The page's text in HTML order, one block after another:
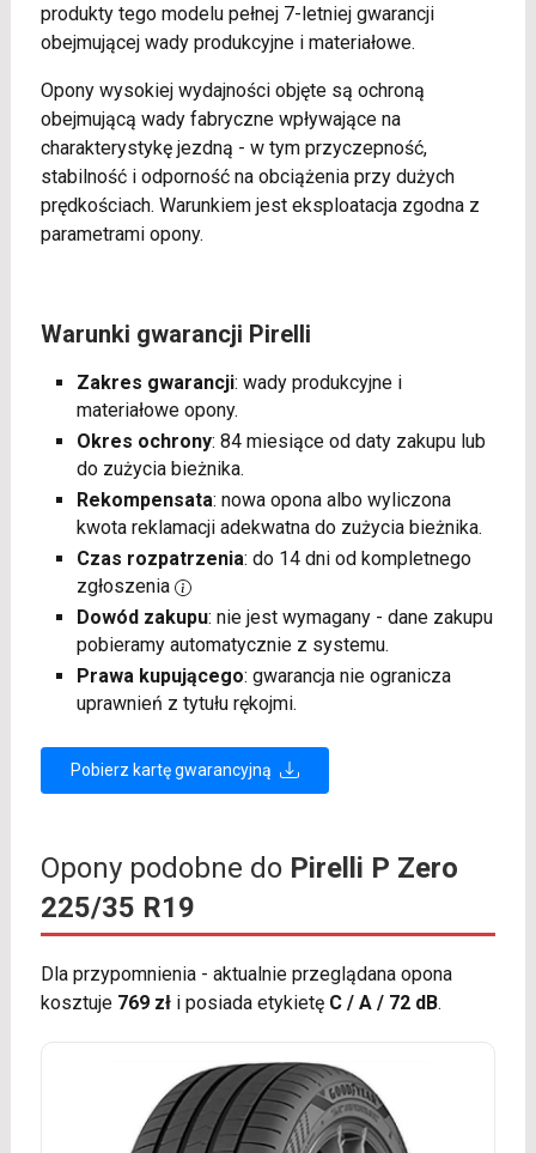
produkty tego modelu pełnej 7-letniej gwarancji
obejmującej wady produkcyjne i materiałowe.
Opony wysokiej wydajności objęte są ochroną
obejmującą wady fabryczne wpływające na
charakterystykę jezdną - w tym przyczepność,
stabilność i odporność na obciążenia przy dużych
prędkościach. Warunkiem jest eksploatacja zgodna z
parametrami opony.
Warunki gwarancji Pirelli
Zakres gwarancji: wady produkcyjne i
materiałowe opony.
Okres ochrony: 84 miesiące od daty zakupu lub
do zużycia bieżnika.
Rekompensata: nowa opona albo wyliczona
kwota reklamacji adekwatna do zużycia bieżnika.
Czas rozpatrzenia: do 14 dni od kompletnego
zgłoszenia
Dowód zakupu: nie jest wymagany - dane zakupu
pobieramy automatycznie z systemu.
Prawa kupującego: gwarancja nie ogranicza
uprawnień z tytułu rękojmi.
Pobierz kartę gwarancyjną
Opony podobne do Pirelli P Zero
225/35 R19
Dla przypomnienia - aktualnie przeglądana opona
kosztuje 769 złi posiada etykietę C / A / 72 dB.